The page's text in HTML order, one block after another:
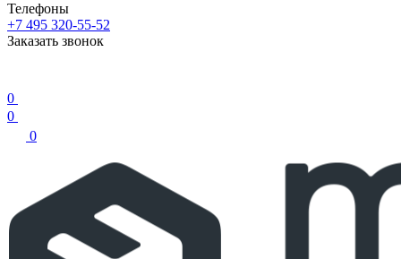
Телефоны
+7 495 320-55-52
Заказать звонок
0
0
0